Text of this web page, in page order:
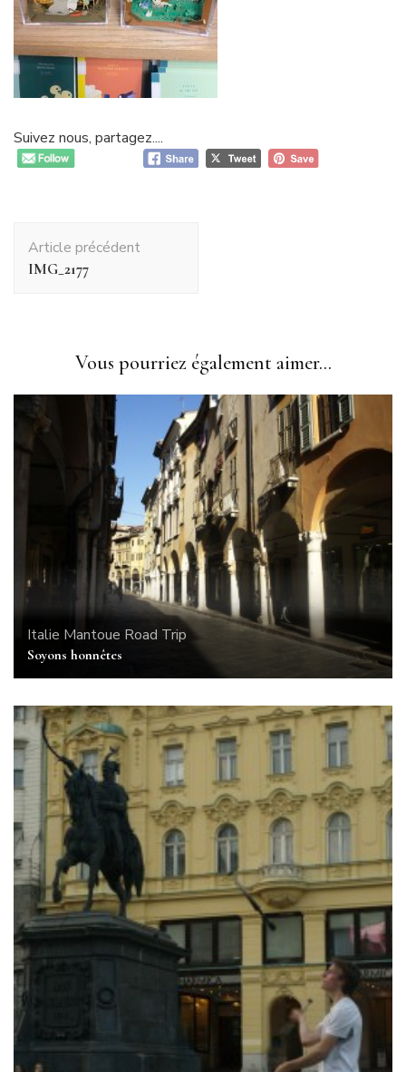
Suivez nous, partagez....
d'article
Article précédent
IMG_2177
Vous pourriez également aimer...
Italie Mantoue Road Trip
Soyons honnêtes